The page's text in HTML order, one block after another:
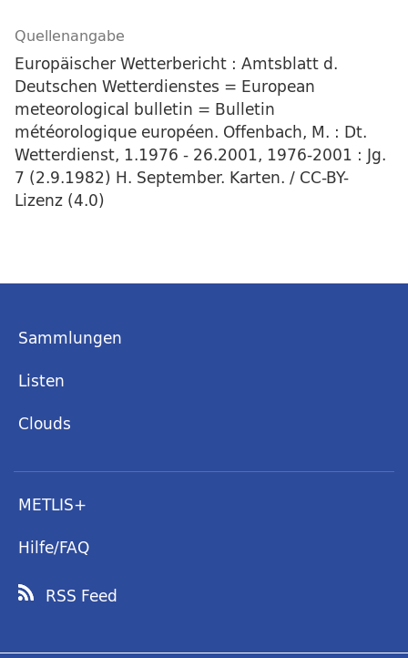
Quellenangabe
Europäischer Wetterbericht : Amtsblatt d.
Deutschen Wetterdienstes = European
meteorological bulletin = Bulletin
météorologique européen. Offenbach, M. : Dt.
Wetterdienst, 1.1976 - 26.2001, 1976-2001 : Jg.
7 (2.9.1982) H. September. Karten. / CC-BY-
Lizenz (4.0)
Sammlungen
Listen
Clouds
METLIS+
Hilfe/FAQ
RSS Feed